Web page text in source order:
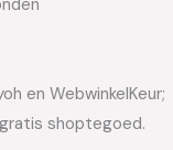
en WebwinkelKeur;
shoptegoed.